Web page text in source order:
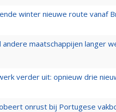
winter nieuwe route vanaf
maatschappijen langer
verder uit: opnieuw drie
onrust bij Portugese